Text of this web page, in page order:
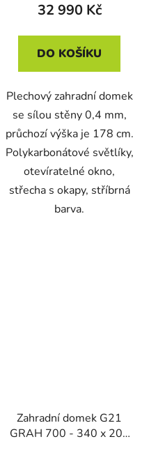
32 990 Kč
DO KOŠÍKU
Plechový zahradní domek
se sílou stěny 0,4 mm,
průchozí výška je 178 cm.
Polykarbonátové světlíky,
otevíratelné okno,
střecha s okapy, stříbrná
barva.
Zahradní domek G21
GRAH 700 - 340 x 206